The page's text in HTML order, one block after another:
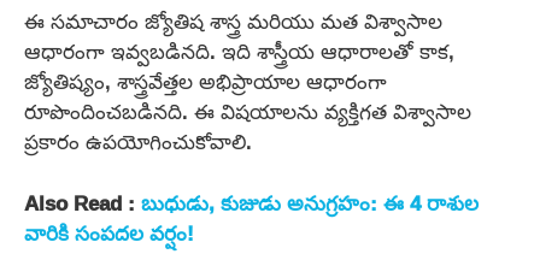
ఈ సమాచారం జ్యోతిష శాస్త్ర మరియు మత విశ్వాసాల
ఆధారంగా ఇవ్వబడినది. ఇది శాస్త్రీయ ఆధారాలతో కాక,
జ్యోతిష్యం, శాస్త్రవేత్తల అభిప్రాయాల ఆధారంగా
రూపొందించబడినది. ఈ విషయాలను వ్యక్తిగత విశ్వాసాల
ప్రకారం ఉపయోగించుకోవాలి.
Also Read :బుధుడు, కుజుడు అనుగ్రహం: ఈ 4 రాశుల
వారికి సంపదల వర్షం!